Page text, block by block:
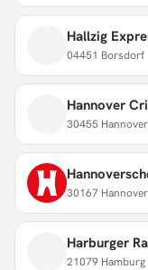
Hallzig
04451 Borsdorf
Hannover
30455 Hannover
30167 Hannover
Harburger
21079 Hamburg